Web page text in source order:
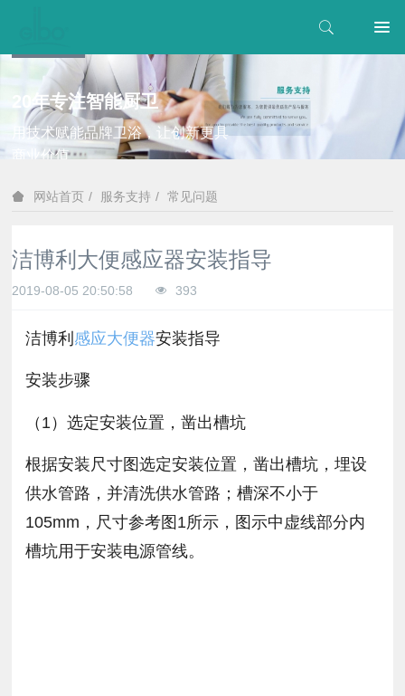
20年专注智能厨卫
用技术赋能品牌卫浴，让创新更具
商业价值
网站首页 服务支持 常见问题
洁博利大便感应器安装指导
2019-08-05 20:50:58 393
洁博利 感应大便器安装指导
安装步骤
（1）选定安装位置，凿出槽坑
根据安装尺寸图选定安装位置，凿出槽坑，埋设
供水管路，并清洗供水管路；槽深不小于
105mm，尺寸参考图1所示，图示中虚线部分内
槽坑用于安装电源管线。